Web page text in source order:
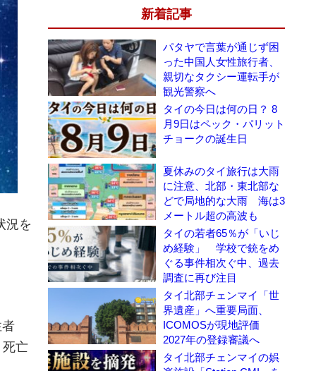
況を
死亡
新着記事
パタヤで言葉が通じず困
った中国人女性旅行者、
親切なタクシー運転手が
観光警察へ
タイの今日は何の日？ 8
月9日はペック・パリット
チョークの誕生日
夏休みのタイ旅行は大雨
に注意、北部・東北部な
どで局地的な大雨 海は3
メートル超の高波も
タイの若者65％が「いじ
め経験」 学校で銃をめ
ぐる事件相次ぐ中、過去
調査に再び注目
タイ北部チェンマイ「世
界遺産」へ重要局面、
ICOMOSが現地評価
2027年の登録審議へ
タイ北部チェンマイの娯